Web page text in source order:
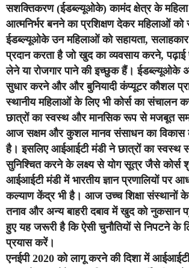
सशक्तिकरण (ईडब्ल्यूओके) कामंद क्षेत्र के
आत्मनिर्भर बनने का प्रशिक्षण देकर महिलाओं को
ईडब्ल्यूओके उन महिलाओं को सहायता, सलाहकार
प्रदान करता है जो खुद का व्यवसाय करने, पढ़ाई
लेने या रोजगार पाने की इच्छुक हैं। ईडब्ल्यूओके
सुधार करने और और बुनियादी कंप्यूटर कौशल
स्थानीय महिलाओं के लिए भी कोर्स का संचालन
छात्रों का स्वस्थ और मानसिक रूप से मजबूत
आज सक्षम और कुशल मानव संसाधन का विकास
है। इसलिए आईआईटी मंडी ने छात्रों का स्वस्थ
सुनिश्चित करने के लक्ष्य से योग सूत्र जैसे कोर्स
आईआईटी मंडी में भारतीय ज्ञान प्रणालियों पर
कल्याण केंद्र भी है। आज उच्च शिक्षा संस्थानों
तनाव और अन्य बाहरी दबाव में खुद को नुकसान
हुए यह जरूरी है कि ऐसी चुनौतियों से निपटने के
प्रयास करें।
एनईपी 2020 को लागू करने की दिशा में